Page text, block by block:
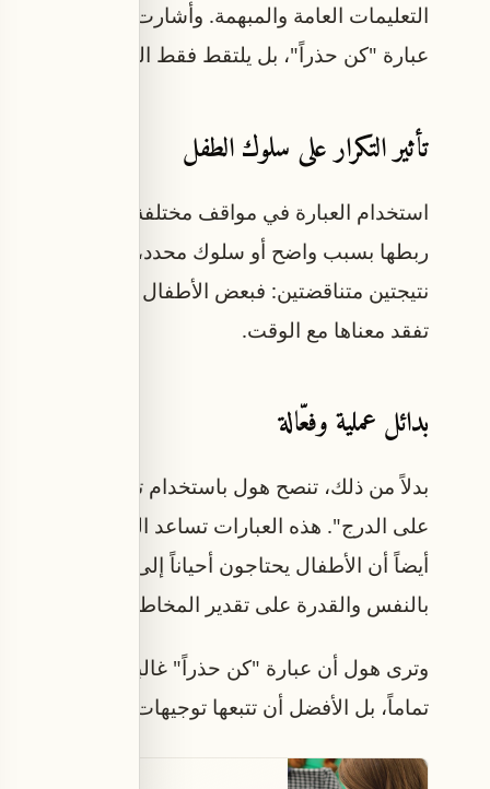
التعليمات العامة والمبهمة. وأشارت إلى أن
عبارة "كن حذراً"، بل يلتقط فقط الشعور بالخوف
تأثير التكرار على سلوك الطفل
استخدام العبارة في مواقف مختلفة، مثل الجري
ربطها بسبب واضح أو سلوك محدد، وفقاً لهول.
نتيجتين متناقضتين: فبعض الأطفال يصبحون أكثر خوفاً
تفقد معناها مع الوقت.
بدائل عملية وفعّالة
بدلاً من ذلك، تنصح هول باستخدام تعليمات واضحة
على الدرج". هذه العبارات تساعد الطفل على فهم
أيضاً أن الأطفال يحتاجون أحياناً إلى خوض تجارب
بالنفس والقدرة على تقدير المخاطر.
وترى هول أن عبارة "كن حذراً" غالباً ما تصدر كرد
تماماً، بل الأفضل أن تتبعها توجيهات محددة تمنح